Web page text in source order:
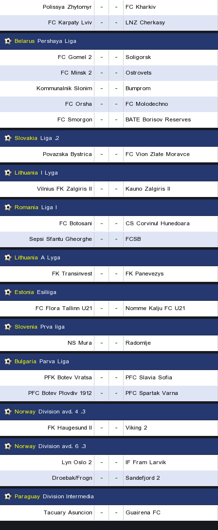
Polissya Zhytomyr
- -
FC Kharkiv
FC Karpaty Lviv
- -
LNZ Cherkasy
Belarus Pershaya Liga
FC Gomel 2
- -
Soligorsk
FC Minsk 2
- -
Ostrovets
Kommunalnik Slonim
- -
Bumprom
FC Orsha
- -
FC Molodechno
FC Smorgon
- -
BATE Borisov Reserves
Slovakia
2. Liga
Povazska Bystrica
- -
FC Vion Zlate Moravce
Lithuania I Lyga
Vilnius FK Zalgiris II
- -
Kauno Zalgiris II
Romania Liga I
FC Botosani
- -
CS Corvinul Hunedoara
Sepsi Sfantu Gheorghe
- -
FCSB
Lithuania A Lyga
FK Transinvest
- -
FK Panevezys
Estonia Esiliiga
FC Flora Tallinn U21
- -
Nomme Kalju FC U21
Slovenia Prva liga
NS Mura
- -
Radomlje
Bulgaria Parva Liga
PFK Botev Vratsa
- -
PFC Slavia Sofia
PFC Botev Plovdiv 1912
- -
PFC Spartak Varna
Norway
3. Division avd. 4
FK Haugesund II
- -
Viking 2
Norway
3. Division avd. 6
Lyn Oslo 2
- -
IF Fram Larvik
Droebak/Frogn
- -
Sandefjord 2
Paraguay Division Intermedia
Tacuary Asuncion
- - Guairena FC